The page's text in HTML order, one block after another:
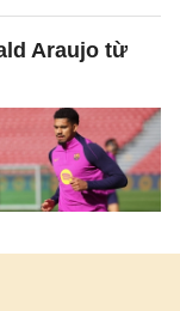
Araujo từ